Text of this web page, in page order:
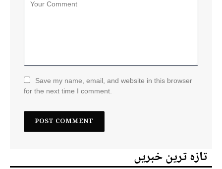
Save my name, email, and website in this browser
for the next time I comment.
تازہ ترین خبریں